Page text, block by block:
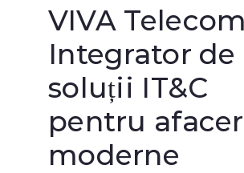
VIVA
Integrator de
soluții IT&C
pentru
moderne